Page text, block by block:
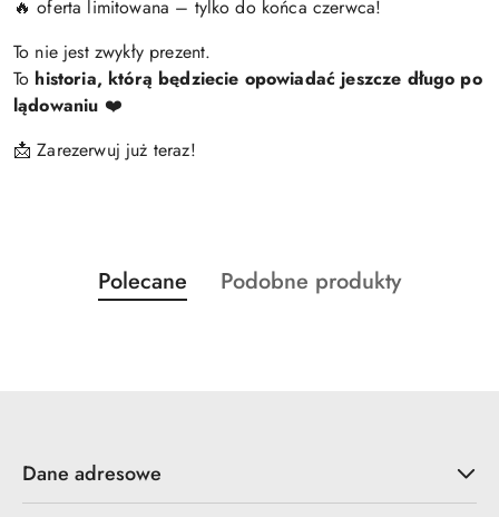
🔥 oferta limitowana – tylko do końca czerwca!
To nie jest zwykły prezent.
To historia, którą będziecie opowiadać jeszcze długo po
lądowaniu ❤️
📩 Zarezerwuj już teraz!
Pomiń karuzelę produktów
Produkty
o
Polecane
Produkty
Podobne produkty
Dane adresowe